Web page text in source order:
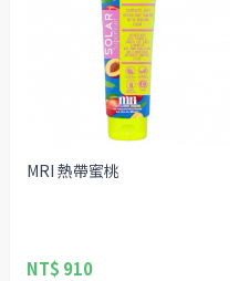
MRI 熱帶蜜桃
NT$ 910